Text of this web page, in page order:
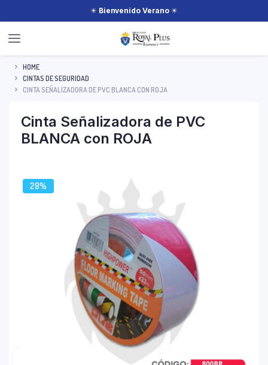
☀ Bienvenido Verano ☀
HOME
CINTAS DE SEGURIDAD
CINTA SEÑALIZADORA DE PVC BLANCA CON ROJA
Cinta Señalizadora de PVC
BLANCA con ROJA
28%